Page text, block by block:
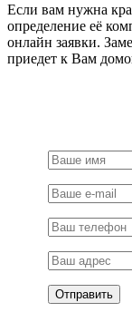
Если вам нужна
определение её
онлайн заявки.
приедет к Вам